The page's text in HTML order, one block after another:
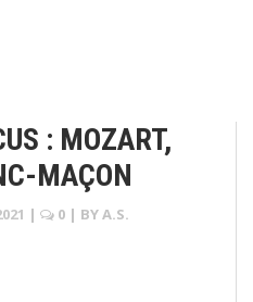
: MOZART,
MAÇON
| 0 | BYA.S.